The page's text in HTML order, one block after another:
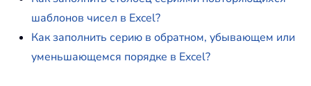
шаблонов чисел в Excel?
Как заполнить серию в обратном, убывающем или
уменьшающемся порядке в Excel?